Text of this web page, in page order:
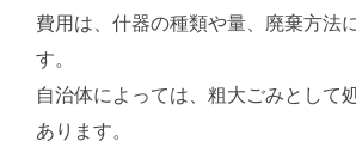
費用は、什器の種類や量、廃棄方法
す。
自治体によっては、粗大ごみとして
あります。